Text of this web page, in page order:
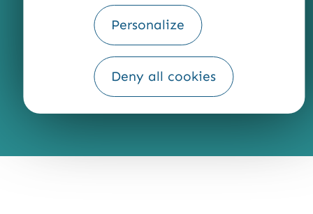
Personalize
Deny all cookies
Fourni par
Traduction